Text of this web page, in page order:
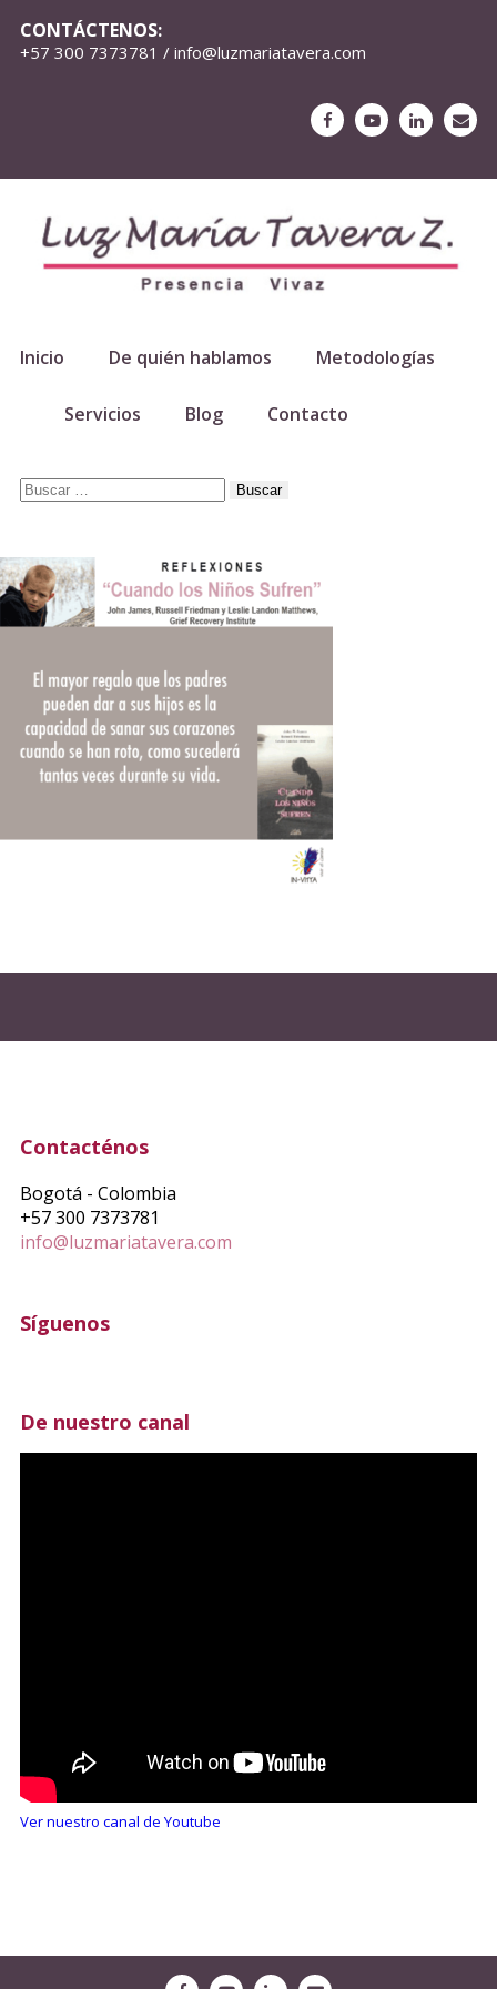
CONTÁCTENOS:
+57 300 7373781 / info@luzmariatavera.com
Inicio De quién hablamos Metodologías
Servicios Blog Contacto
Buscar:
Contacténos
Bogotá - Colombia
+57 300 7373781
info@luzmariatavera.com
Síguenos
De nuestro canal
Ver nuestro canal de Youtube